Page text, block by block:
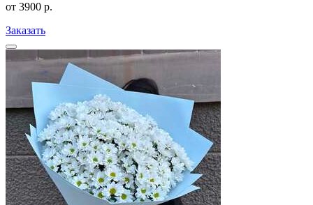
от 3900 р.
Заказать